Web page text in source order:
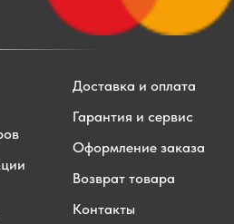
Доставка и оплата
Гарантия и сервис
Оформление заказа
Возврат товара
Контакты